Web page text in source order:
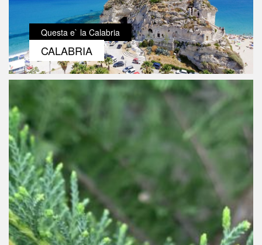
Questa e` la Calabria
CALABRIA